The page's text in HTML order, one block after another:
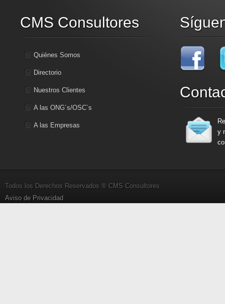
CMS Consultores
Quiénes Somos
Directorio
Nuestros Clientes
A las ONG´s/OSC´s
A las Empresas
y
Todos los Derechos Reservados ® CMS Consultores
Aviso de Privacidad